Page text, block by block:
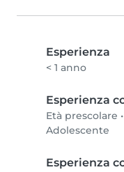
Esperienza
< 1 anno
Esperienza
Età prescolare •
Adolescente
Esperienza